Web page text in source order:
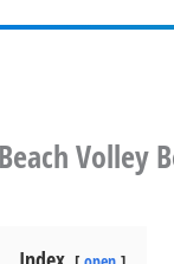
Beach Volley